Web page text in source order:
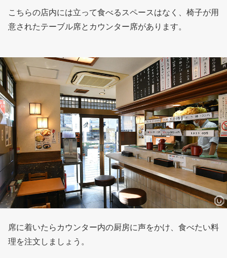
こちらの店内には立って食べるスペースはなく、椅子が用
意されたテーブル席とカウンター席があります。
席に着いたらカウンター内の厨房に声をかけ、食べたい料
理を注文しましょう。